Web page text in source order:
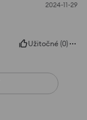
2024-11-29
Užitočné (0)